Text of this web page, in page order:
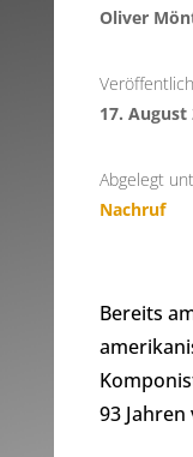
Oliver
17. August
Abgelegt
Nachruf
Bereits
93